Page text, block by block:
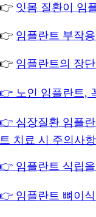
👉 잇몸 질환이 임
👉 임플란트 부작
👉 임플란트의 장
👉 노인 임플란트,
👉 심장질환 임플
트 치료 시 주의사항
👉 임플란트 식립
👉 임플란트 뼈이